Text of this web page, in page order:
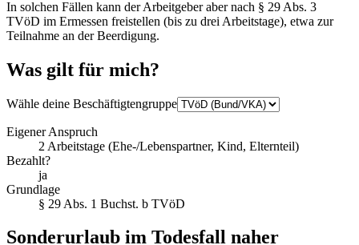
In solchen Fällen kann der Arbeitgeber aber nach § 29 Abs. 3
TVöD im Ermessen freistellen (bis zu drei Arbeitstage), etwa zur
Teilnahme an der Beerdigung.
Was gilt für mich?
Wähle deine Beschäftigtengruppe
Eigener Anspruch
2 Arbeitstage (Ehe-/Lebenspartner, Kind, Elternteil)
Bezahlt?
ja
Grundlage
§ 29 Abs. 1 Buchst. b TVöD
Sonderurlaub im Todesfall naher